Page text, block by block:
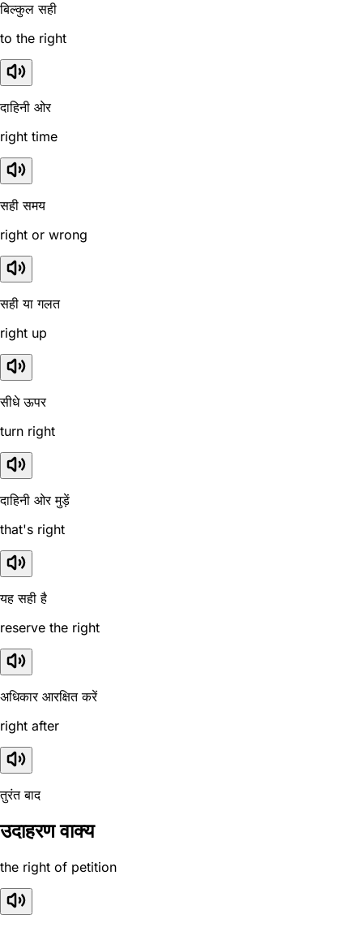
बिल्कुल सही
to the right
दाहिनी ओर
right time
सही समय
right or wrong
सही या गलत
right up
सीधे ऊपर
turn right
दाहिनी ओर मुड़ें
that's right
यह सही है
reserve the right
अधिकार आरक्षित करें
right after
तुरंत बाद
उदाहरण वाक्य
the right of petition